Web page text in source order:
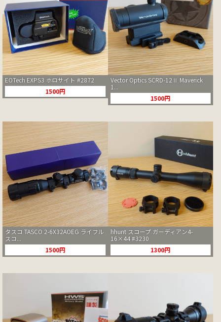
EOTech EXPS3 ホロサイト #2872
1500円
Vector Optics SCRD-12Ⅱ Maverick
1...
1500円
タスコ TASCO 2-6X32AOEG ライフル
スコ...
1500円
hhunt スコープ ガーディアン4-
16×44 #3230
1300円